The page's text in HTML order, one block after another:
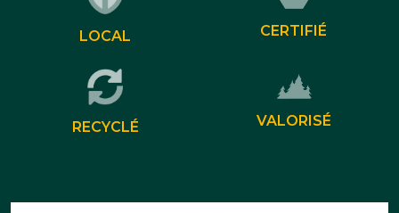
LOCAL CERTIFIÉ
RECYCLÉ VALORISÉ